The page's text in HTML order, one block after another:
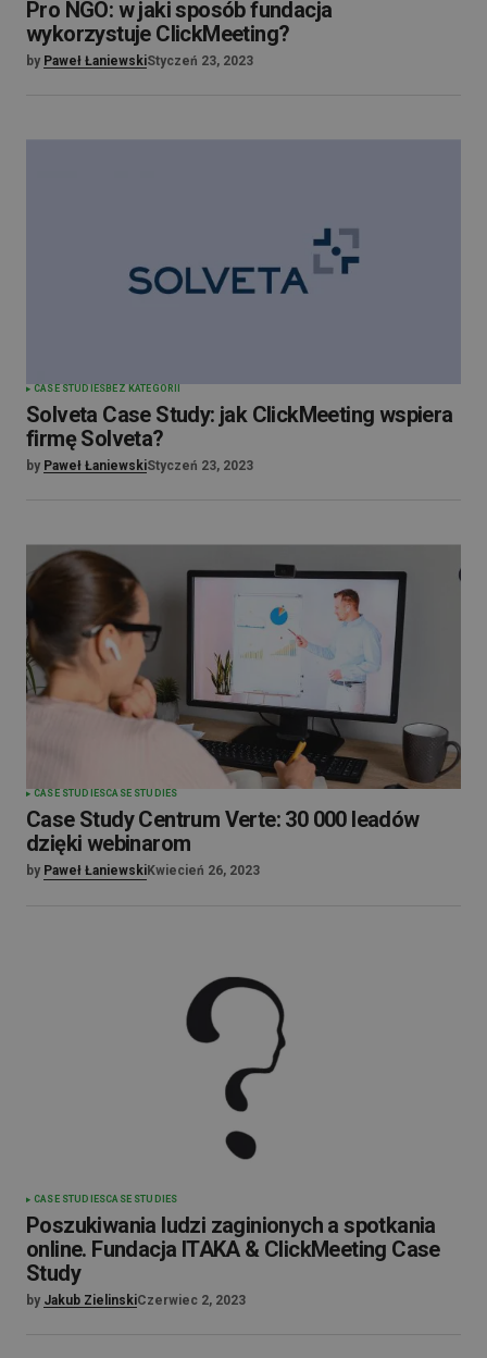
Pro NGO: w jaki sposób fundacja
wykorzystuje ClickMeeting?
by Paweł ŁaniewskiStyczeń 23, 2023
CASE STUDIES BEZ KATEGORII
Solveta Case Study: jak ClickMeeting wspiera
firmę Solveta?
by Paweł ŁaniewskiStyczeń 23, 2023
CASE STUDIESCASE STUDIES
Case Study Centrum Verte: 30 000 leadów
dzięki webinarom
by Paweł ŁaniewskiKwiecień 26, 2023
CASE STUDIESCASE STUDIES
Poszukiwania ludzi zaginionych a spotkania
online. Fundacja ITAKA & ClickMeeting Case
Study
by Jakub ZielinskiCzerwiec 2, 2023